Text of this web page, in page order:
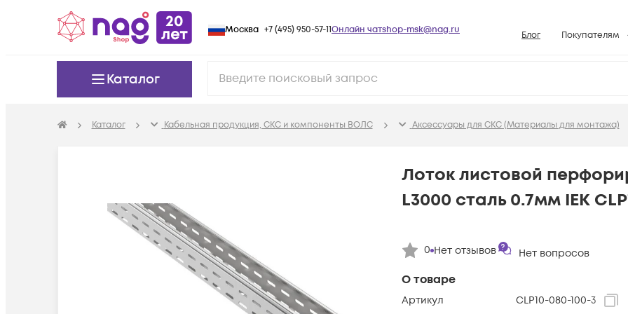
Москва +7 (495) 950-57-11Онлайн чатshop-msk@nag.ru Блог Покупателям
Условия
Возврат
Вопросы и
Конфигураторы
Каталог
Каталог Кабельная продукция, СКС и компоненты ВОЛС Аксессуары для СКС (Материалы для монтажа)
О товаре
Артикул
CLP10-080-100-3
Лоток листовой
L3000 сталь 0.7мм IEK
0 Нет отзывов Нет вопросов